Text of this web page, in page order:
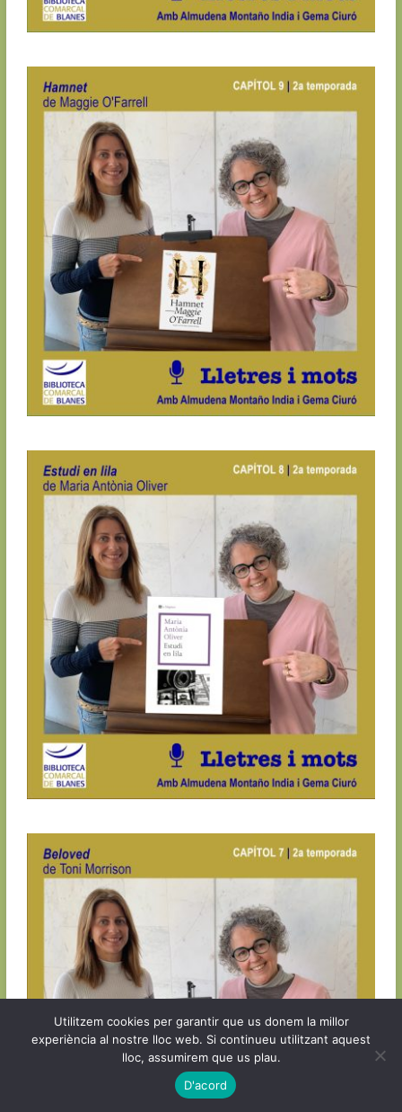
Utilitzem cookies per garantir que us donem la millor
experiència al nostre lloc web. Si continueu utilitzant aquest
lloc, assumirem que us plau.
D'acord